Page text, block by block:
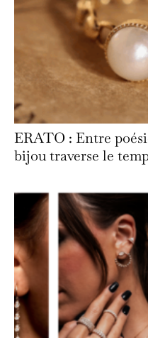
ERATO : Entre
bijou traverse le